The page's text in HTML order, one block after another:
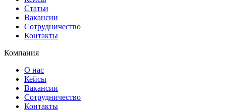
Статьи
Вакансии
Сотрудничество
Контакты
Компания
О нас
Кейсы
Вакансии
Сотрудничество
Контакты